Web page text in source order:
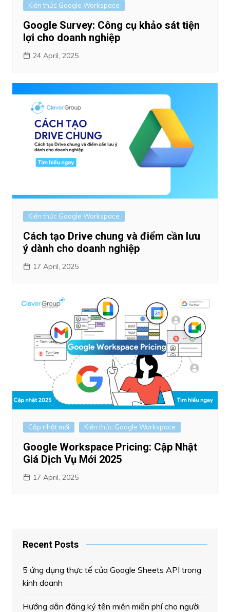
Kiến thức Google Workspace
Google Survey: Công cụ khảo sát tiện
lợi cho doanh nghiệp
24 April, 2025
Kiến thức Google Workspace
Cách tạo Drive chung và điểm cần lưu
ý dành cho doanh nghiệp
17 April, 2025
Cập nhật mới Kiến thức Google Workspace
Google Workspace Pricing: Cập Nhật
Giá Dịch Vụ Mới 2025
17 April, 2025
Recent Posts
5 ứng dụng thực tế của Google Sheets API trong
kinh doanh
Hướng dẫn đăng ký tên miền miễn phí cho người